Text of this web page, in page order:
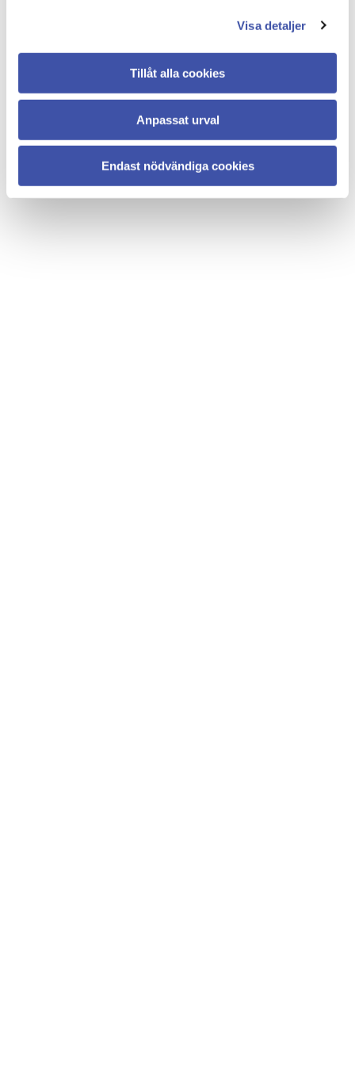
Visa detaljer
Tillåt alla cookies
Anpassat urval
Endast nödvändiga cookies
Engagemang
Tycker du att det är viktigt att alla är med och
påverkar på jobbet? Kanske är du själv redo att ta
mer ansvar? Engagera dig på din arbetsplats!